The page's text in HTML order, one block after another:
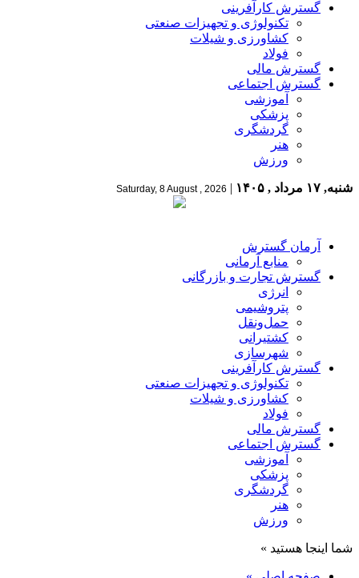
گسترش کارآفرینی
تکنولوژی و تجهیزات صنعتی
کشاورزی و شیلات
فولاد
گسترش مالی
گسترش اجتماعی
آموزشی
پزشکی
گردشگری
هنر
ورزش
شنبه, ۱۷ مرداد , ۱۴۰۵ |
Saturday, 8 August , 2026
آرمان گسترش
منابع آرمانی
گسترش تجارت و بازرگانی
انرژی
پتروشیمی
حمل‌و‌نقل
کشتیرانی
شهرسازی
گسترش کارآفرینی
تکنولوژی و تجهیزات صنعتی
کشاورزی و شیلات
فولاد
گسترش مالی
گسترش اجتماعی
آموزشی
پزشکی
گردشگری
هنر
ورزش
شما اینجا هستید »